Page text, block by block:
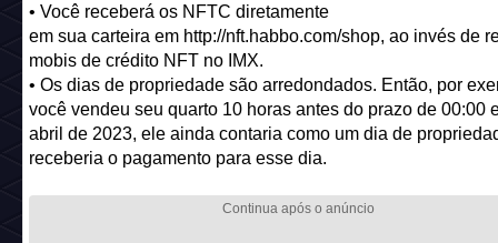
• Você receberá os NFTC diretamente
em sua carteira em http://nft.habbo.com/shop, ao invés de
mobis de crédito NFT no IMX.
• Os dias de propriedade são arredondados. Então, por
você vendeu seu quarto 10 horas antes do prazo de 00:00
abril de 2023, ele ainda contaria como um dia de
receberia o pagamento para esse dia.